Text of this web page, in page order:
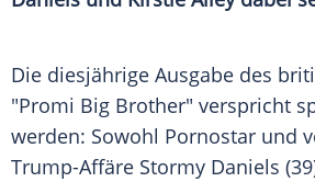
Die diesjährige Ausgabe des
"Promi Big Brother" verspricht
werden: Sowohl Pornostar und
Trump-Affäre Stormy Daniels